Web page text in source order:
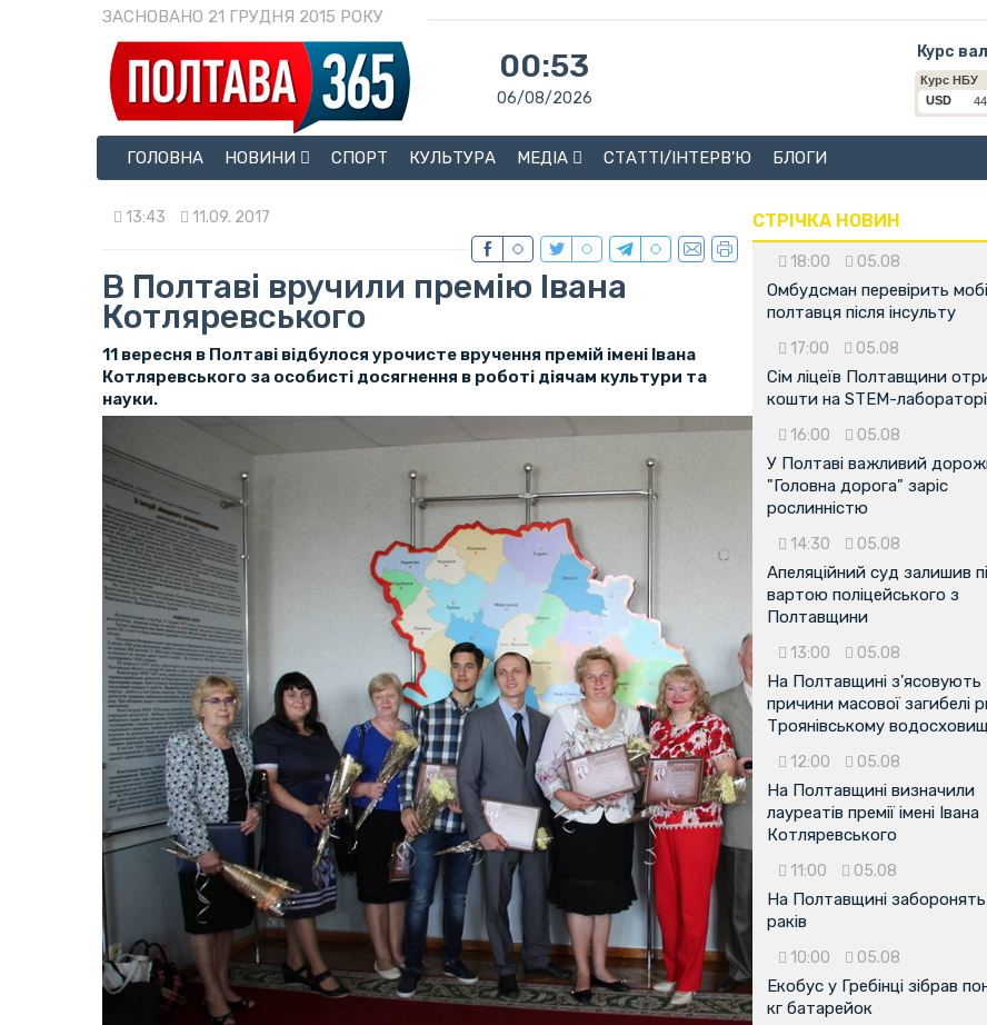
ЗАСНОВАНО 21 ГРУДНЯ 2015 РОКУ
00:53
06/08/2026
Курс
ГОЛОВНА
НОВИНИ СПОРТ КУЛЬТУРА МЕДІА СТАТТІ/ІНТЕРВ'Ю БЛОГИ
13:43 11.09. 2017
В Полтаві вручили премію Івана
Котляревського
11 вересня в Полтаві відбулося урочисте вручення премій імені Івана
Котляревського за особисті досягнення в роботі діячам культури та
науки.
СТРІЧКА НОВИН
18:00 05.08
Омбудсман перевірить
полтавця після інсульту
17:00 05.08
Сім ліцеїв Полтавщини
кошти на STEM-
16:00 05.08
У Полтаві важливий
"Головна дорога" заріс
рослинністю
14:30 05.08
Апеляційний суд залишив
вартою поліцейського з
Полтавщини
13:00 05.08
На Полтавщині з'ясовують
причини масової загибелі
Троянівському
12:00 05.08
На Полтавщині визначили
лауреатів премії імені Івана
Котляревського
11:00 05.08
На Полтавщині
раків
10:00 05.08
Екобус у Гребінці зібрав
кг батарейок